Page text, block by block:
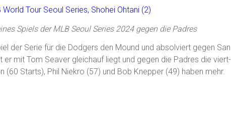
Spiels der MLB Seoul Series 2024 gegen die Padres
der Serie für die Dodgers den Mound und absolviert gegen San
mit Tom Seaver gleichauf liegt und gegen die Padres die viert-
(60 Starts), Phil Niekro (57) und Bob Knepper (49) haben mehr.